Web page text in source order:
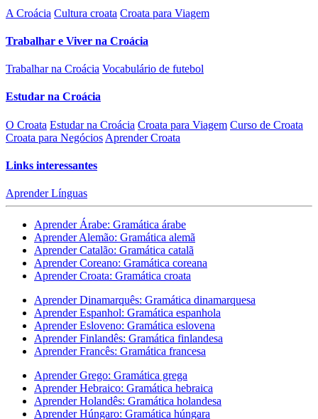
A Croácia Cultura croata Croata para Viagem
Trabalhar e Viver na Croácia
Trabalhar na Croácia Vocabulário de futebol
Estudar na Croácia
O Croata Estudar na Croácia Croata para Viagem Curso de Croata
Croata para Negócios Aprender Croata
Links interessantes
Aprender Línguas
Aprender Árabe: Gramática árabe
Aprender Alemão: Gramática alemã
Aprender Catalão: Gramática catalã
Aprender Coreano: Gramática coreana
Aprender Croata: Gramática croata
Aprender Dinamarquês: Gramática dinamarquesa
Aprender Espanhol: Gramática espanhola
Aprender Esloveno: Gramática eslovena
Aprender Finlandês: Gramática finlandesa
Aprender Francês: Gramática francesa
Aprender Grego: Gramática grega
Aprender Hebraico: Gramática hebraica
Aprender Holandês: Gramática holandesa
Aprender Húngaro: Gramática húngara